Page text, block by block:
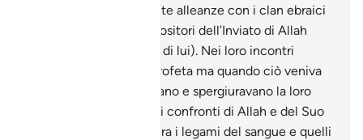
avevano stabilito segrete alleanze con i clan ebraici
della città, subdoli oppositori dell’Inviato di Allah
(pace e benedizioni su di lui). Nei loro incontri
segreti insultavano il Profeta ma quando ciò veniva
loro rinfacciato, negavano e spergiuravano la loro
innocenza. La lealtà nei confronti di Allah e del Suo
Inviato travalica e supera i legami del sangue e quelli